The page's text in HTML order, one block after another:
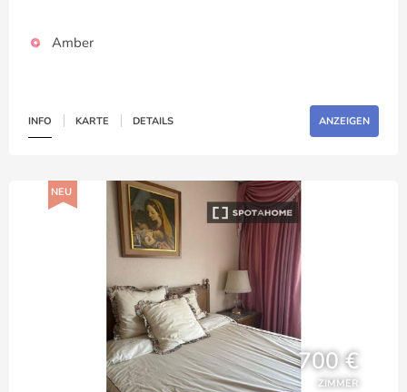
Amber
INFO KARTE DETAILS ANZEIGEN
NEU
700 €
ZIMMER